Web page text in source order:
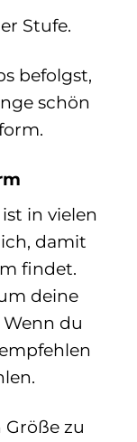
Stufe.
befolgst,
schön
ist in vielen
damit
findet.
deine
du
zu